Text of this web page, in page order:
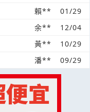
賴**
01/29
余**
12/04
黃**
10/29
潘** 09/29